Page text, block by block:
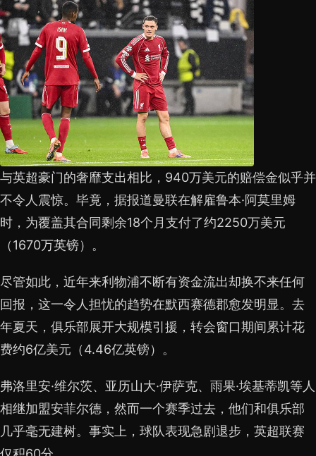
与英超豪门的奢靡支出相比，940万美元的赔偿金似乎并
不令人震惊。毕竟，据报道曼联在解雇鲁本·阿莫里姆
时，为覆盖其合同剩余18个月支付了约2250万美元
（1670万英镑）。
尽管如此，近年来利物浦不断有资金流出却换不来任何
回报，这一令人担忧的趋势在默西赛德郡愈发明显。去
年夏天，俱乐部展开大规模引援，转会窗口期间累计花
费约6亿美元（4.46亿英镑）。
弗洛里安·维尔茨、亚历山大·伊萨克、雨果·埃基蒂凯等人
相继加盟安菲尔德，然而一个赛季过去，他们和俱乐部
几乎毫无建树。事实上，球队表现急剧退步，英超联赛